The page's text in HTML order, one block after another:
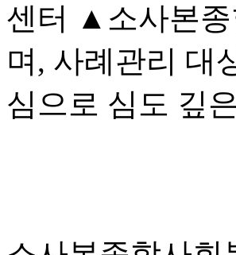
센터 ▲소사본종
며, 사례관리 대
심으로 심도 깊